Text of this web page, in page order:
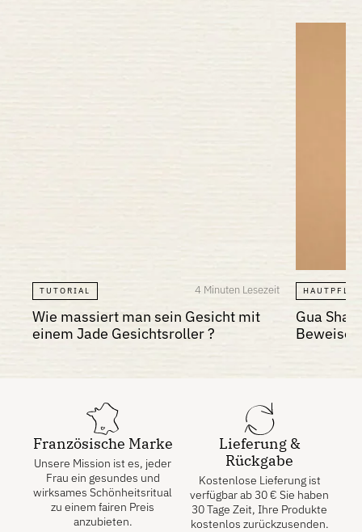
TUTORIAL 4 Minuten Lesezeit
Wie massiert man sein Gesicht mit
einem Jade Gesichtsroller ?
Gua
Beweise
Französische Marke
Unsere Mission ist es, jeder
Frau ein gesundes und
wirksames Schönheitsritual
zu einem fairen Preis
anzubieten.
Lieferung &
Rückgabe
Kostenlose Lieferung ist
verfügbar ab 30 € Sie haben
30 Tage Zeit, Ihre Produkte
kostenlos zurückzusenden.